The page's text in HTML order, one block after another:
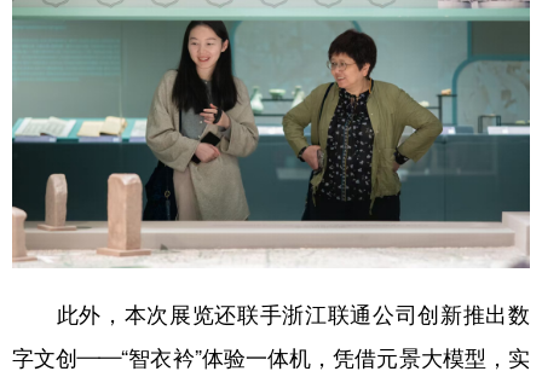
此外，本次展览还联手浙江联通公司创新推出数
字文创——“智衣衿”体验一体机，凭借元景大模型，实